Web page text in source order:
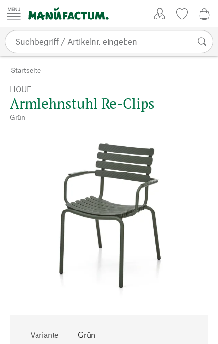
Zum Inhalt springen
Startseite
HOUE
Armlehnstuhl Re-Clips
Grün
Variante Grün